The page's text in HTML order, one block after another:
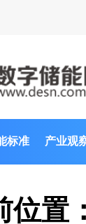
标准 产业观
位置：